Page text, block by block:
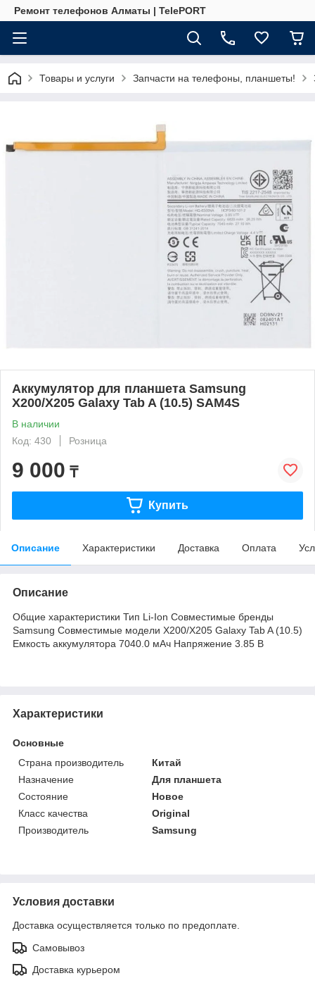
Ремонт телефонов Алматы | TelePORT
Товары и услуги Запчасти на телефоны, планшеты!
Аккумулятор для планшета Samsung
X200/X205 Galaxy Tab A (10.5) SAM4S
В наличии
Код: 430
Розница
9 000 ₸
Купить
Описание Характеристики Доставка Оплата
Описание
Общие характеристики Тип Li-Ion Совместимые бренды
Samsung Совместимые модели X200/X205 Galaxy Tab A (10.5)
Емкость аккумулятора 7040.0 мАч Напряжение 3.85 В
Характеристики
Основные
Страна производитель
Китай
Назначение
Для планшета
Состояние
Новое
Класс качества
Original
Производитель
Samsung
Условия доставки
Доставка осуществляется только по предоплате.
Самовывоз
Доставка курьером